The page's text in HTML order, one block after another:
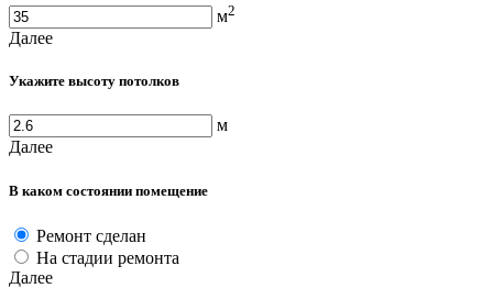
м2
Далее
Укажите высоту потолков
м
Далее
В каком состоянии помещение
Ремонт сделан
На стадии ремонта
Далее